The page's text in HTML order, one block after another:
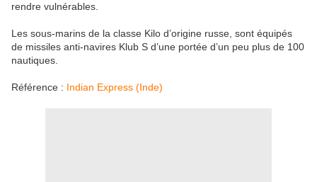
rendre vulnérables.
Les sous-marins de la classe Kilo d’origine russe, sont équipés
de missiles anti-navires Klub S d’une portée d’un peu plus de 100
nautiques.
Référence : Indian Express (Inde)